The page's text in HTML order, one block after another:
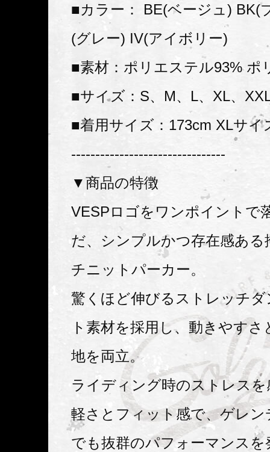
■カラー： BE(ベージュ) BK(
(グレー) IV(アイボリー)
■素材：ポリエステル93% ポ
■サイズ：S、M、L、XL、
■着用サイズ：173cm XLサイ
--------------------------------
▼商品の特徴
VESPロゴをワンポイントで
だ、シンプルかつ存在感ある
チニットパーカー。
驚くほど伸びるストレッチ
ト素材を採用し、動きやすさ
地を両立。
ライディング時のストレス
軽さとフィット感で、ゲレ
でも抜群のパフォーマンスを